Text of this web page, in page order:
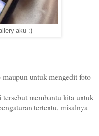
aku :)
untuk mengedit foto
membantu kita untuk
tertentu, misalnya